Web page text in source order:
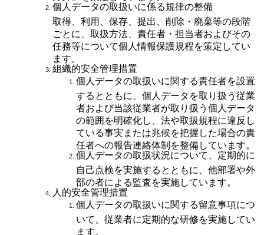
個人データの取扱いに係る規律の整備
取得、利用、保存、提出、削除・廃棄等の段階
ごとに、取扱方法、責任者・担当者およびその
任務等について個人情報保護規程を策定してい
ます。
組織的安全管理措置
個人データの取扱いに関する責任者を設置
するとともに、個人データを取り扱う従業
者および当該従業者が取り扱う個人データ
の範囲を明確化し、法や取扱規程に違反し
ている事実または兆候を把握した場合の責
任者への報告連絡体制を整備しています。
個人データの取扱状況について、定期的に
自己点検を実施するとともに、他部署や外
部の者による監査を実施しています。
人的安全管理措置
個人データの取扱いに関する留意事項につ
いて、従業者に定期的な研修を実施してい
ます。